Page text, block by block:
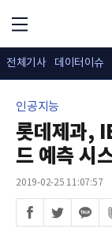
전체기사 데이터이슈
인공지능
롯데제과,
드 예측 시
2019-02-25 11:07:57